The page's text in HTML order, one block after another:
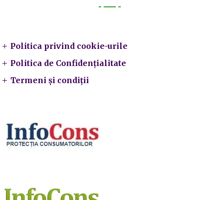
Politica privind cookie-urile
Politica de Confidențialitate
Termeni și condiții